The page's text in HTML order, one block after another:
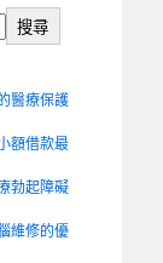
搜尋
醫療保護
額借款最
勃起障礙
維修的優